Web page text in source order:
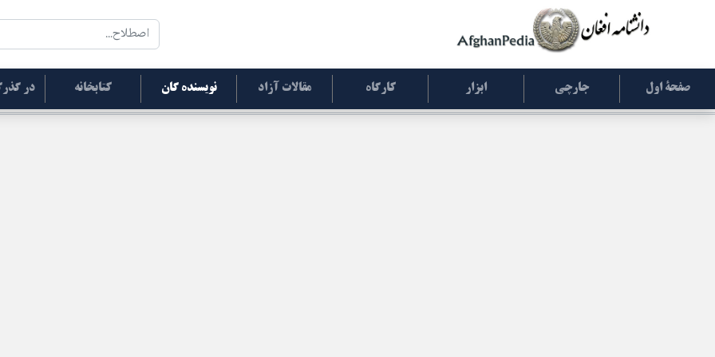
صفحۀ اول جارچی ابزار کارگاه مقالات آزاد نویسنده گان کتابخانه در